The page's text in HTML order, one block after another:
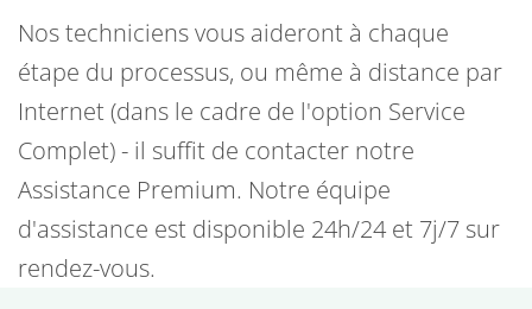
Nos techniciens vous aideront à chaque
étape du processus, ou même à distance par
Internet (dans le cadre de l'option Service
Complet) - il suffit de contacter notre
Assistance Premium. Notre équipe
d'assistance est disponible 24h/24 et 7j/7 sur
rendez-vous.